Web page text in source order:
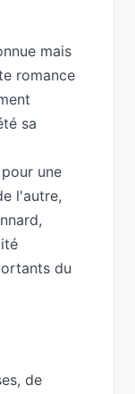
mais
romance
sa
une
l'autre,
du
de